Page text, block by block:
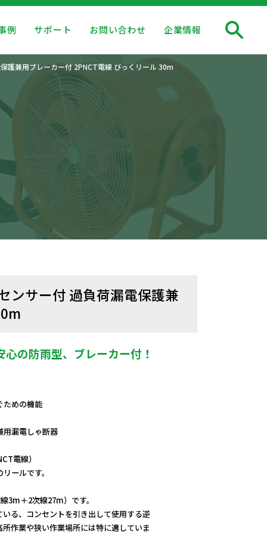
例 サポート お問い合わせ 企業情報
護兼用ブレーカー付 2PNCT電線 びっくリール 30m
ンサー付 過負荷漏電保護兼
の防雨型、ブレーカー付！
ための機能
漏電しゃ断器
電線）
ールです。
3m＋2次線27m）です。
る、コンセントを引き出して使用する逆
作業や狭い作業場所には特に適していま